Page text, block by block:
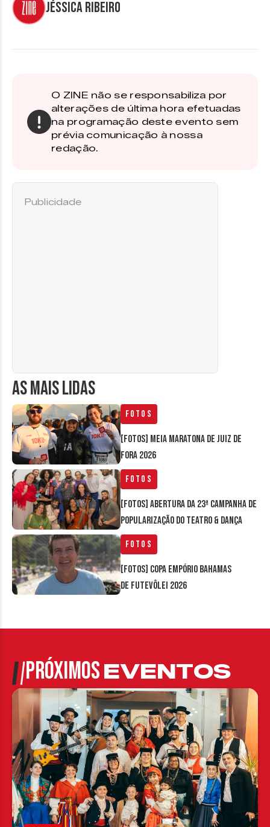
Jéssica Ribeiro
O ZINE não se responsabiliza por
alterações de última hora efetuadas
na programação deste evento sem
prévia comunicação à nossa
redação.
AS MAIS LIDAS
Fotos
[FOTOS] Meia Maratona de Juiz de
Fora 2026
Fotos
[FOTOS] Abertura da 23ª Campanha de
Popularização do Teatro & Dança
Fotos
[FOTOS] Copa Empório Bahamas
de Futevôlei 2026
Publicidade
PRÓXIMOSEVENTOS